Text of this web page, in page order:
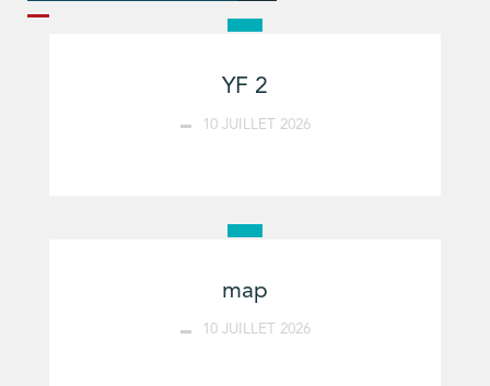
YF 2
10 JUILLET 2026
map
10 JUILLET 2026